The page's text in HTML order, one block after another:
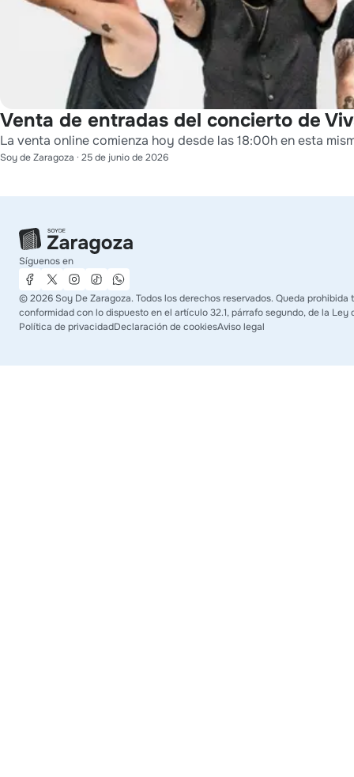
Venta de entradas del concierto de
La venta online comienza hoy desde las 18:00h en esta
Soy de Zaragoza · 25 de junio de 2026
Síguenos en
©2026 Soy De Zaragoza. Todos los derechos reservados. Queda
conformidad con lo dispuesto en el artículo 32.1, párrafo segundo, de la Ley
Política de privacidadDeclaración de cookiesAviso legal